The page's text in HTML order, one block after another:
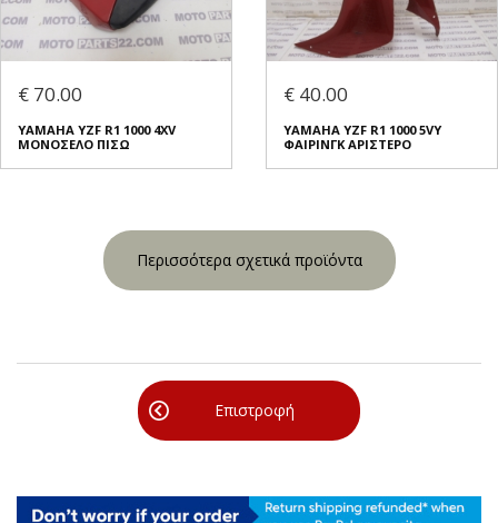
€ 70.00
YAMAHA YZF R1 1000 4XV
ΜΟΝΟΣΕΛΟ ΠΙΣΩ
€ 40.00
YAMAHA YZF R1 1000 5VY
ΦΑΙΡΙΝΓΚ ΑΡΙΣΤΕΡΟ
Περισσότερα σχετικά προϊόντα
Επιστροφή